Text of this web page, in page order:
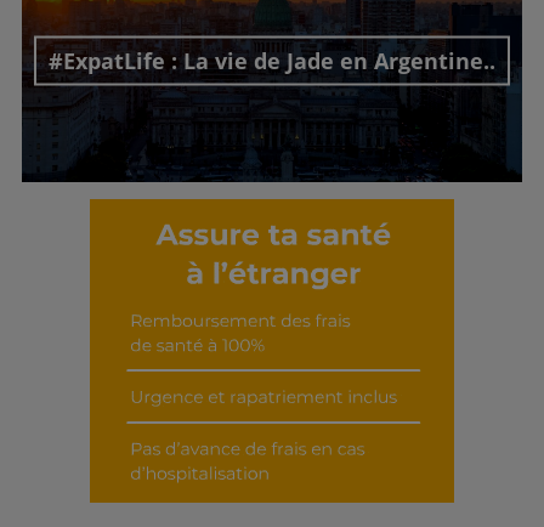
#ExpatLife : La vie de Jade en Argentine..
Découvrir cet interview